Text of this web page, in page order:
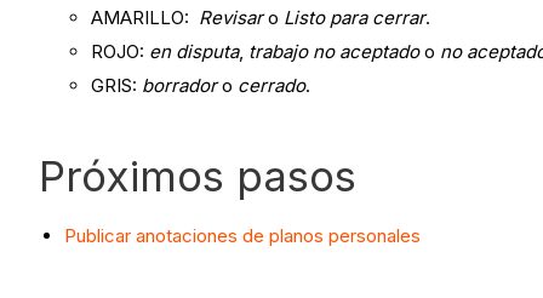
AMARILLO: Revisaro Listo para cerrar.
ROJO: en disputa, trabajo no aceptadoo no
GRIS: borradoro cerrado.
Próximos pasos
Publicar anotaciones de planos personales